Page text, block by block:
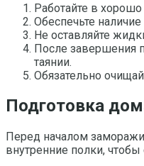
Работайте в
Обеспечьте
Не оставляйте
После завершения
таянии.
Обязательно
Подготовка
Перед началом
внутренние полки,